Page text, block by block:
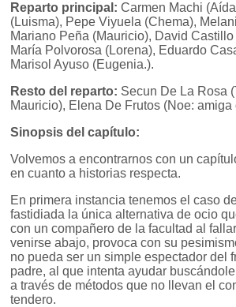
Reparto principal: Carmen Machi
(Luisma), Pepe Viyuela (Chema),
Mariano Peña (Mauricio), David
María Polvorosa (Lorena), Eduardo
Marisol Ayuso (Eugenia.).
Resto del reparto: Secun De La Rosa
Mauricio), Elena De Frutos (Noe: amiga
Sinopsis del capítulo:
Volvemos a encontrarnos con un
en cuanto a historias respecta.
En primera instancia tenemos el caso
fastidiada la única alternativa de ocio
con un compañero de la facultad al
venirse abajo, provoca con su
no pueda ser un simple espectador del
padre, al que intenta ayudar
a través de métodos que no llevan el
tendero.